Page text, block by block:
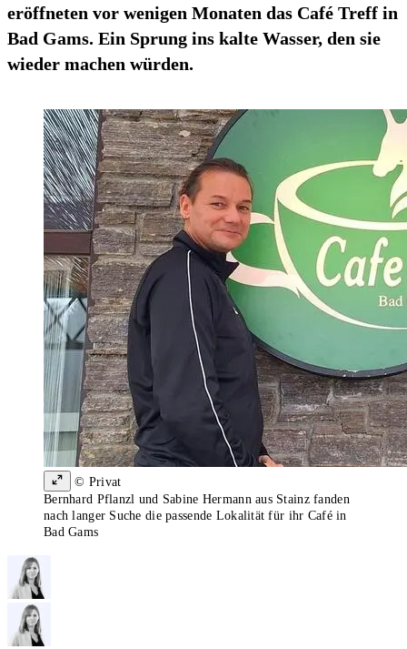
eröffneten vor wenigen Monaten das Café Treff in
Bad Gams. Ein Sprung ins kalte Wasser, den sie
wieder machen würden.
© Privat
Bernhard Pflanzl und Sabine Hermann aus Stainz fanden
nach langer Suche die passende Lokalität für ihr Café in
Bad Gams